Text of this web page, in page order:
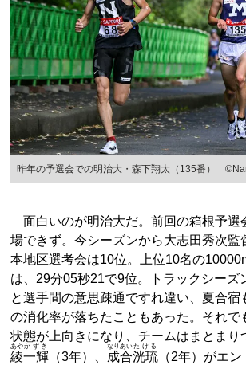
昨年の予選会での明治大・森下翔太（135番）
面白いのが明治大だ。前回の箱根予選
場できず。今シーズンから大志田秀次監
本地区選考会は10位。上位10名の
は、29分05秒21で9位。トラックシーズ
と選手間の意思疎通ですれ違い、夏合宿
の消化率が落ちたこともあった。それで
状態が上向きになり、チームはまとまり
綾
あや
一輝
かずき
（3年）、 成合
なりあい
洸琉
たける
（2年）がエ